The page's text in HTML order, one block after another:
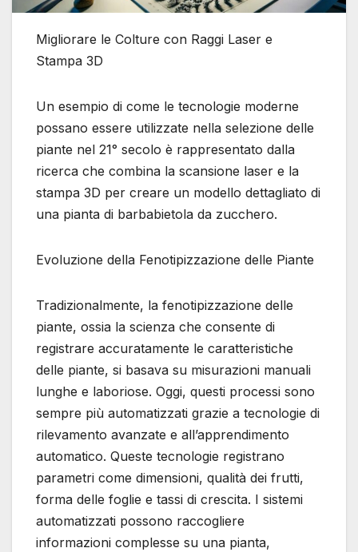
Migliorare le Colture con Raggi Laser e
Stampa 3D
Un esempio di come le tecnologie moderne
possano essere utilizzate nella selezione delle
piante nel 21° secolo è rappresentato dalla
ricerca che combina la scansione laser e la
stampa 3D per creare un modello dettagliato di
una pianta di barbabietola da zucchero.
Evoluzione della Fenotipizzazione delle Piante
Tradizionalmente, la fenotipizzazione delle
piante, ossia la scienza che consente di
registrare accuratamente le caratteristiche
delle piante, si basava su misurazioni manuali
lunghe e laboriose. Oggi, questi processi sono
sempre più automatizzati grazie a tecnologie di
rilevamento avanzate e all’apprendimento
automatico. Queste tecnologie registrano
parametri come dimensioni, qualità dei frutti,
forma delle foglie e tassi di crescita. I sistemi
automatizzati possono raccogliere
informazioni complesse su una pianta,